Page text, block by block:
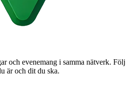
och evenemang i samma nätverk. Följ
är och dit du ska.